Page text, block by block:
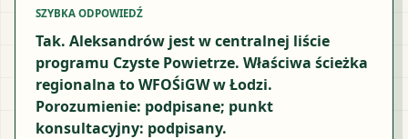
SZYBKA ODPOWIEDŹ
Tak. Aleksandrów jest w centralnej liście
programu Czyste Powietrze. Właściwa ścieżka
regionalna to WFOŚiGW w Łodzi.
Porozumienie: podpisane; punkt
konsultacyjny: podpisany.